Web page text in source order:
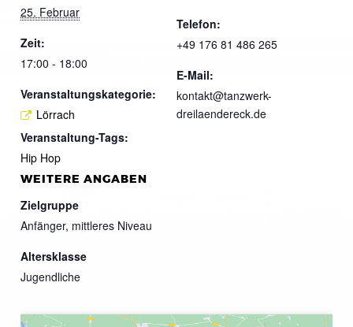
25. Februar
Zeit:
17:00 - 18:00
Veranstaltungskategorie:
Lörrach
Veranstaltung-Tags:
Hip Hop
Telefon:
+49 176 81 486 265
E-Mail:
kontakt@tanzwerk-
dreilaendereck.de
WEITERE ANGABEN
Zielgruppe
Anfänger, mittleres Niveau
Altersklasse
Jugendliche